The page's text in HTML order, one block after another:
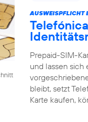
AUSWEISPFLICHT
Prepaid-SIM-
und lassen sich
bleibt, setzt
Karte kaufen,